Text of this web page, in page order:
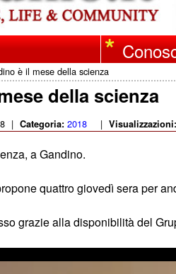
è il mese della scienza
della scienza
| Categoria:2018 |
a Gandino.
quattro giovedì sera per
grazie alla disponibilità del